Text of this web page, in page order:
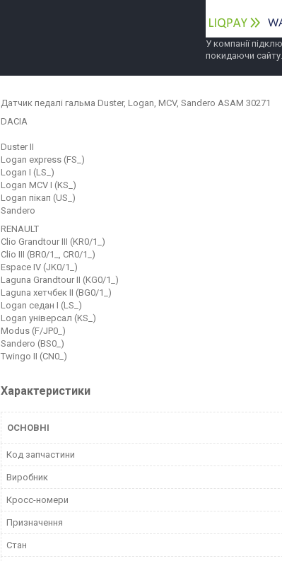
У компанії
покидаючи сайту.
Датчик педалі гальма Duster, Logan, MCV, Sandero ASAM 30271
DACIA
Duster II
Logan express (FS_)
Logan I (LS_)
Logan MCV I (KS_)
Logan пікап (US_)
Sandero
RENAULT
Clio Grandtour III (KR0/1_)
Clio III (BR0/1_, CR0/1_)
Espace IV (JK0/1_)
Laguna Grandtour II (KG0/1_)
Laguna хетчбек II (BG0/1_)
Logan седан I (LS_)
Logan універсал (KS_)
Modus (F/JP0_)
Sandero (BS0_)
Twingo II (CN0_)
Характеристики
ОСНОВНІ
Код запчастини
Виробник
Кросс-номери
Призначення
Стан